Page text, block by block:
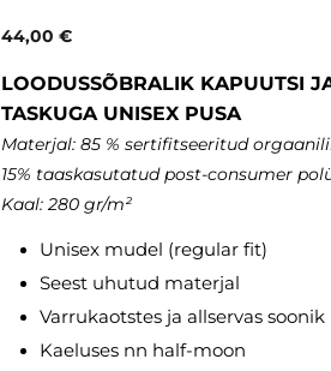
44,00 €
LOODUSSÕBRALIK KAPUUTSI
TASKUGA UNISEX PUSA
Materjal: 85 % sertifitseeritud
15% taaskasutatud post-consumer
Kaal: 280 gr/m²
Unisex mudel (regular fit)
Seest uhutud materjal
Varrukaotstes ja allservas soonik
Kaeluses nn half-moon